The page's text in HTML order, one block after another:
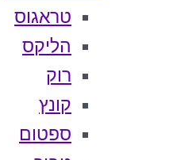
טראגוס
הליקס
רוק
קונץ
ספטום